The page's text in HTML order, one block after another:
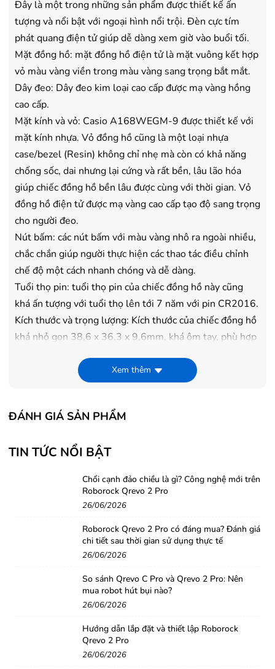
Đây là một trong những sản phẩm được thiết kế ấn
tượng và nổi bật với ngoại hình nổi trội. Đèn cực tím
phát quang điện tử giúp dễ dàng xem giờ vào buổi tối.
Mặt đồng hồ: mặt đồng hồ điện tử là mặt vuông kết hợp
vỏ màu vàng viền trong màu vàng sang trọng bắt mắt.
Dây đeo: Dây đeo kim loại cao cấp được mạ vàng hồng
cao cấp.
Mặt kính và vỏ: Casio A168WEGM-9 được thiết kế với
mặt kính nhựa. Vỏ đồng hồ cũng là một loại nhựa
case/bezel (Resin) không chỉ nhẹ mà còn có khả năng
chống sốc, dai nhưng lại cứng và rất bền, lâu lão hóa
giúp chiếc đồng hồ bền lâu được cùng với thời gian. Vỏ
đồng hồ điện tử được mạ vàng cao cấp tạo độ sang trọng
cho người đeo.
Nút bấm: các nút bấm với màu vàng nhô ra ngoài nhiều,
chắc chắn giúp người thực hiện các thao tác điều chỉnh
chế độ một cách nhanh chóng và dễ dàng.
Tuổi thọ pin: tuổi thọ pin của chiếc đồng hồ này cũng
khá ấn tượng với tuổi thọ lên tới 7 năm với pin CR2016.
Kích thước và trọng lượng: Kích thước của chiếc đồng hồ
khá nhỏ gọn 38,6 x 36,3 x 9,6mm, khá ôm tay, phù hợp
đồng hồ đều được làm từ nhựa giúp cho trọng lượng của
“em” đồng hồ này cũng khá nhẹ chỉ với 49g.
kim loại.
Model
Loại máy Quartz (Pin)
Chất liệu dây
Vỏ máy
Xem thêm
ĐÁNH GIÁ SẢN PHẨM
TIN TỨC NỔI BẬT
Chổi cạnh đảo chiều là gì? Công nghệ mới trên
Roborock Qrevo 2 Pro
26/06/2026
Roborock Qrevo 2 Pro có đáng mua? Đánh giá
chi tiết sau thời gian sử dụng thực tế
26/06/2026
So sánh Qrevo C Pro và Qrevo 2 Pro: Nên
mua robot hút bụi nào?
26/06/2026
Hướng dẫn lắp đặt và thiết lập Roborock
Qrevo 2 Pro
26/06/2026